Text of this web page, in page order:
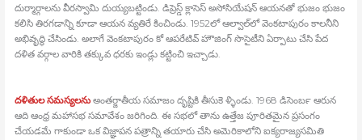
దుర్మార్గాలను వీరస్వామి దుయ్యబట్టిండు. డిప్రెస్డ్ క్లాసెస్‍ అసోసియేషన్‍ ఆయనతో భుజం భుజం
కలిసి తిరగడాన్ని కూడా ఆయన వ్యతిరే కించిండు. 1952లో ఆల్వాల్‍లో వెంకటాపురం కాలనీని
అభివృద్ధి చేసిండు. అలాగే వెంకటాపురం కో ఆపరేటివ్‍ హౌజింగ్‍ సొసైటీని ఏర్పాటు చేసి పేద
దళిత వర్గాల వారికి తక్కువ ధరకు ఇండ్లు కట్టించి ఇచ్చాడు.
దళితుల సమస్యలను అంతర్జాతీయ సమాజం దృష్టికి తీసుకె ళ్ళిండు. 1968 డిసెంబర్‍ ఆరున
ఆది ఆంధ్ర మహాసభ సమావేశం జరిగింది. ఈ సభలో తాను ఉత్తేజ పూరితమైన ప్రసంగం
చేయడమే గాకుండా ఒక విజ్ఞాపన పత్రాన్ని తయారు చేసి అమెరికాలోని ఐక్యరాజ్యసమితి